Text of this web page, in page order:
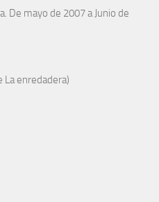
De mayo de 2007 a Junio de
La enredadera)